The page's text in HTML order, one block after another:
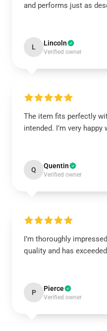
and performs just as
L Lincoln
Verified owner
The item fits perfectly
intended. I’m very
Q Quentin
Verified owner
I’m thoroughly
quality and has
P Pierce
Verified owner